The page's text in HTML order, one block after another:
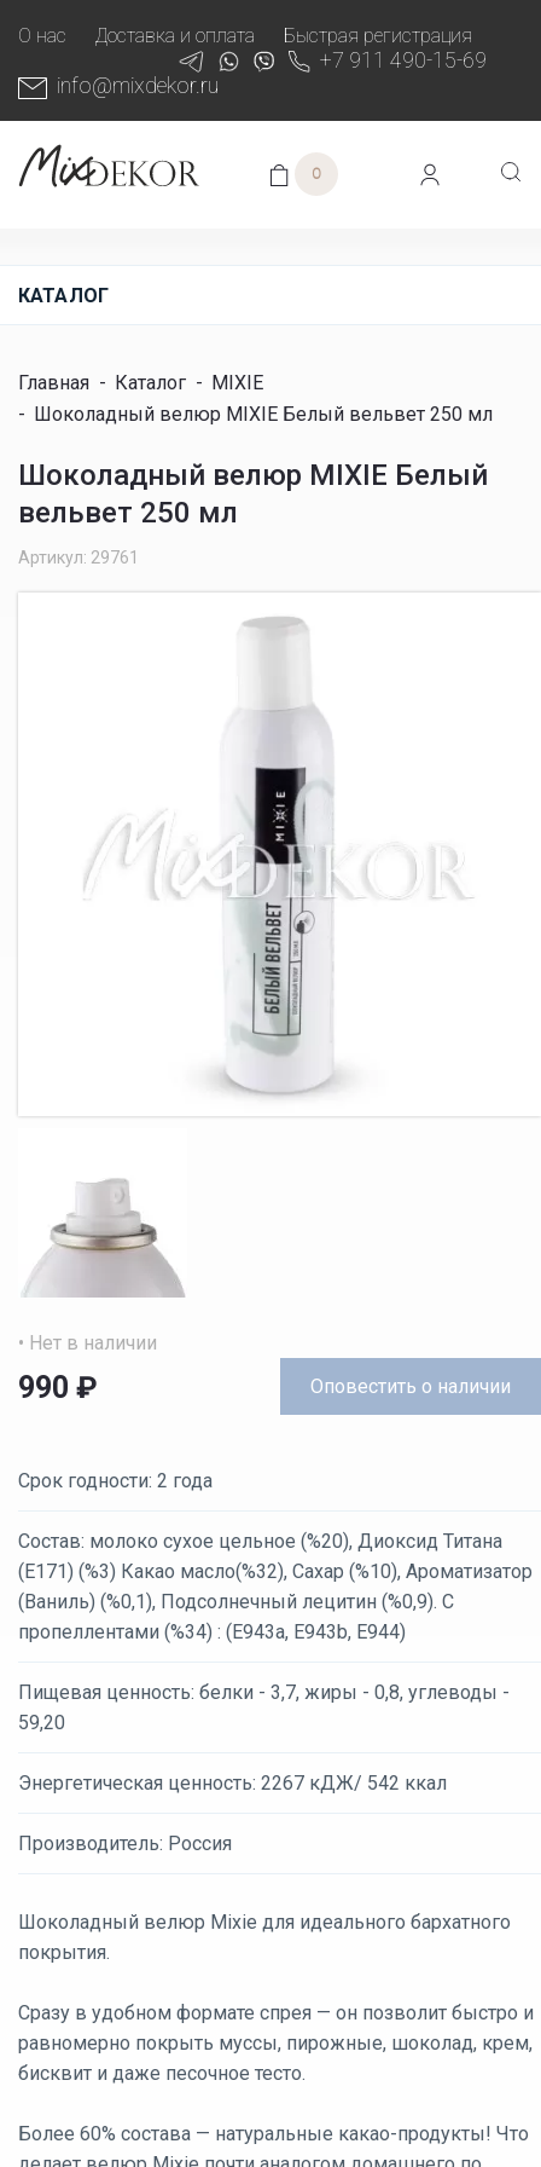
О нас Доставка и оплата Быстрая регистрация
+7 911 490-15-69
info@mixdekor.ru
0
КАТАЛОГ
Главная - Каталог - MIXIE
- Шоколадный велюр MIXIE Белый вельвет 250 мл
Шоколадный велюр MIXIE Белый
вельвет 250 мл
Артикул: 29761
• Нет в наличии
990 ₽ Оповестить о наличии
Срок годности: 2 года
Состав: молоко сухое цельное (%20), Диоксид Титана
(E171) (%3) Какао масло(%32), Сахар (%10), Ароматизатор
(Ваниль) (%0,1), Подсолнечный лецитин (%0,9). С
пропеллентами (%34) : (E943a, E943b, E944)
Пищевая ценность: белки - 3,7, жиры - 0,8, углеводы -
59,20
Энергетическая ценность: 2267 кДЖ/ 542 ккал
Производитель: Россия
Шоколадный велюр Mixie для идеального бархатного
покрытия.
Сразу в удобном формате спрея — он позволит быстро и
равномерно покрыть муссы, пирожные, шоколад, крем,
бисквит и даже песочное тесто.
Более 60% состава — натуральные какао-продукты! Что